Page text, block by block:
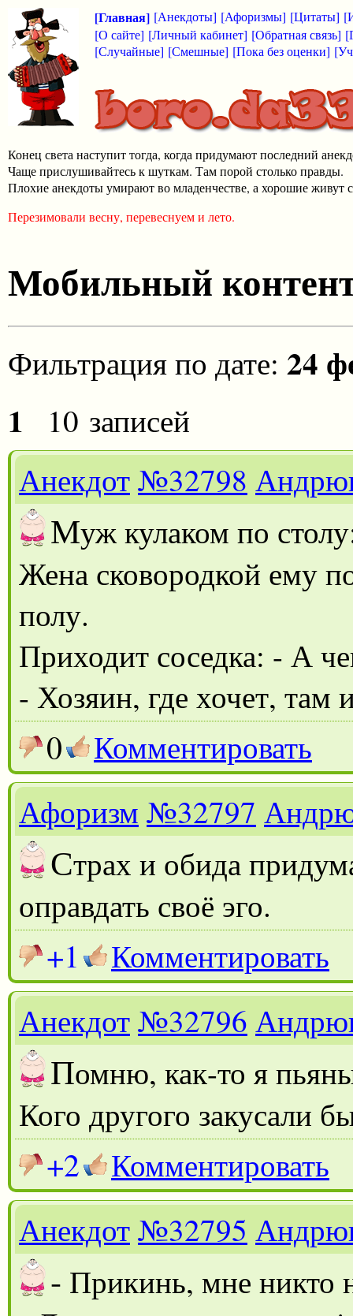
[Главная] [Анекдоты] [Афоризмы] [Цитаты]
[О сайте] [Личный кабинет] [Обратная связь]
[Случайные] [Смешные] [Пока без оценки]
Конец света наступит тогда, когда придумают последний
Чаще прислушивайтесь к шуткам. Там порой столько правды.
Плохие анекдоты умирают во младенчестве, а хорошие живут
Перезимовали весну, перевеснуем и лето.
Мобильный
Фильтрация по дате: 24
1
10 записей
Анекдот№32798
Муж кулаком по
Жена сковородкой ему
полу.
Приходит соседка: - А
- Хозяин, где хочет, там
0
Комментировать
Афоризм №32797
Страх и обида
оправдать своё эго.
+1
Комментировать
Анекдот№32796
Помню, как-то я
Кого другого закусали
+2
Комментировать
Анекдот№32795
- Прикинь, мне никто